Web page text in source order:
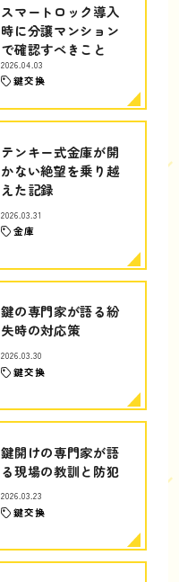
スマートロック導入
時に分譲マンション
で確認すべきこと
2026.04.03
鍵交換
テンキー式金庫が開
かない絶望を乗り越
えた記録
2026.03.31
金庫
鍵の専門家が語る紛
失時の対応策
2026.03.30
鍵交換
鍵開けの専門家が語
る現場の教訓と防犯
2026.03.23
鍵交換